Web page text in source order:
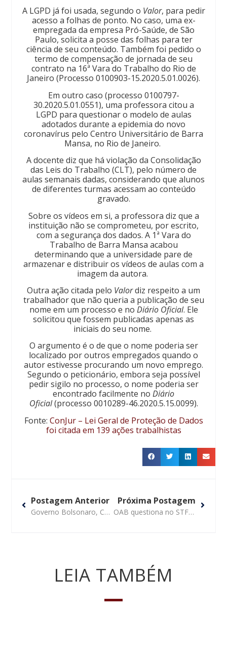
A LGPD já foi usada, segundo o Valor, para pedir
acesso a folhas de ponto. No caso, uma ex-
empregada da empresa Pró-Saúde, de São
Paulo, solicita a posse das folhas para ter
ciência de seu conteúdo. Também foi pedido o
termo de compensação de jornada de seu
contrato na 16ª Vara do Trabalho do Rio de
Janeiro (Processo 0100903-15.2020.5.01.0026).
Em outro caso (processo 0100797-
30.2020.5.01.0551), uma professora citou a
LGPD para questionar o modelo de aulas
adotados durante a epidemia do novo
coronavírus pelo Centro Universitário de Barra
Mansa, no Rio de Janeiro.
A docente diz que há violação da Consolidação
das Leis do Trabalho (CLT), pelo número de
aulas semanais dadas, considerando que alunos
de diferentes turmas acessam ao conteúdo
gravado.
Sobre os vídeos em si, a professora diz que a
instituição não se comprometeu, por escrito,
com a segurança dos dados. A 1ª Vara do
Trabalho de Barra Mansa acabou
determinando que a universidade pare de
armazenar e distribuir os vídeos de aulas com a
imagem da autora.
Outra ação citada pelo Valordiz respeito a um
trabalhador que não queria a publicação de seu
nome em um processo e no Diário Oficial. Ele
solicitou que fossem publicadas apenas as
iniciais do seu nome.
O argumento é o de que o nome poderia ser
localizado por outros empregados quando o
autor estivesse procurando um novo emprego.
Segundo o peticionário, embora seja possível
pedir sigilo no processo, o nome poderia ser
encontrado facilmente no Diário
Oficial(processo 0010289-46.2020.5.15.0099).
Fonte: ConJur – Lei Geral de Proteção de Dados
foi citada em 139 ações trabalhistas
Postagem Anterior
Governo Bolsonaro, Congresso e Judiciário aumentaram controle sobre cidadãos
Próxima Postagem
OAB questiona no STF decreto presidencial de compartilhamento de dados
LEIA TAMBÉM